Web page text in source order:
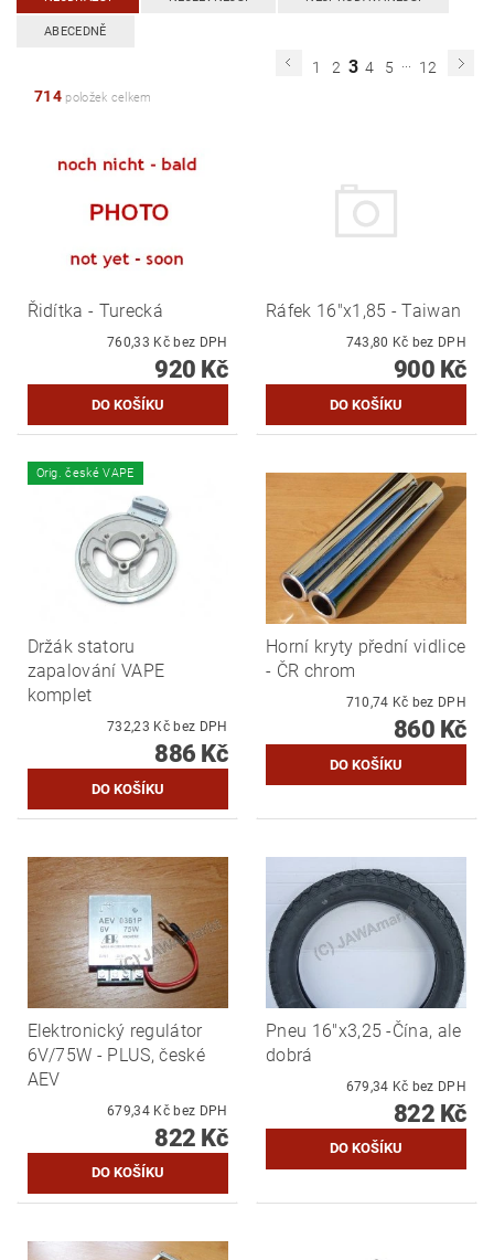
ABECEDNĚ
1 2 3 4 5 ... 12
714položek celkem
Řidítka - Turecká
760,33 Kč bez DPH
920 Kč
Ráfek 16"x1,85 - Taiwan
743,80 Kč bez DPH
900 Kč
Orig. české VAPE
Držák statoru
zapalování VAPE
komplet
732,23 Kč bez DPH
886 Kč
Horní kryty přední vidlice
- ČR chrom
710,74 Kč bez DPH
860 Kč
Elektronický regulátor
6V/75W - PLUS, české
AEV
679,34 Kč bez DPH
822 Kč
Pneu 16"x3,25 -Čína, ale
dobrá
679,34 Kč bez DPH
822 Kč